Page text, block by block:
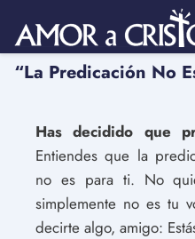
“La Predicación No
Has decidido que
Entiendes que la
no es para ti. No
simplemente no es tu
decirte algo, amigo: